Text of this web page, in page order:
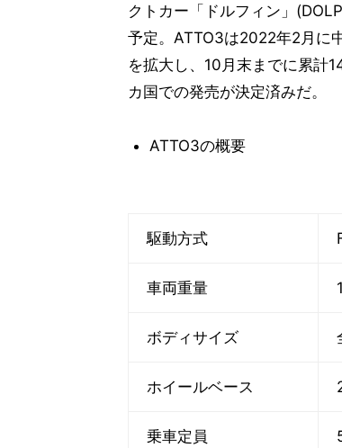
クトカー「ドルフィン」
予定。ATTO3は2022年2月に
を拡大し、10月末までに累計
カ国での発売が決定済みだ。
ATTO3の概要
駆動方式
車両重量
ボディサイズ
ホイールベース
乗車定員